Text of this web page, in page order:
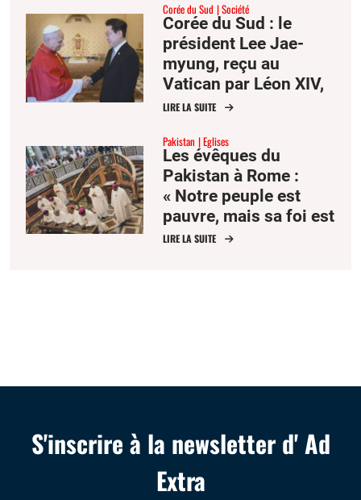
Corée du Sud Société
Corée du Sud : le
président Lee Jae-
myung, reçu au
Vatican par Léon XIV,
attire l’attention sur la
LIRE LA SUITE
Pakistan Eglises
Les évêques du
Pakistan à Rome :
« Notre peuple est
pauvre, mais sa foi est
forte »
LIRE LA SUITE
S'inscrire à la newsletter d' Ad
Extra